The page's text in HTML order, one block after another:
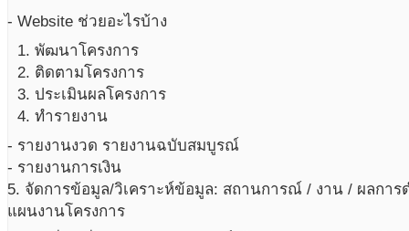
- Website ช่วยอะไรบ้าง
พัฒนาโครงการ
ติดตามโครงการ
ประเมินผลโครงการ
ทำรายงาน
- รายงานงวด รายงานฉบับสมบูรณ์
- รายงานการเงิน
5. จัดการข้อมูล/วิเคราะห์ข้อมูล: สถานการณ์ / งาน / ผลการ
แผนงานโครงการ